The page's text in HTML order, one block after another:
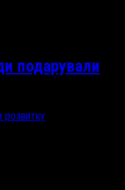
подарували
розвитку